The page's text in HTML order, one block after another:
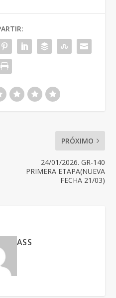
PRÓXIMO
24/01/2026. GR-140
PRIMERA ETAPA(NUEVA
FECHA 21/03)
ASS